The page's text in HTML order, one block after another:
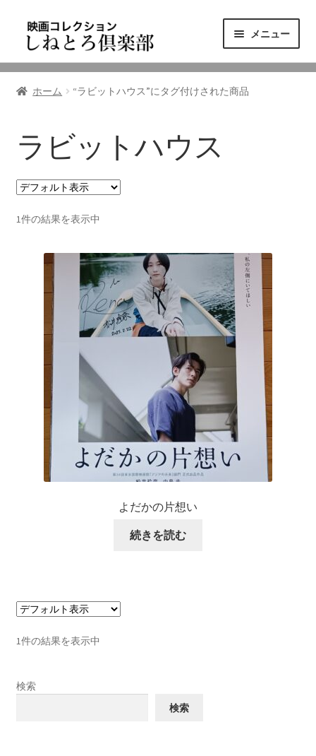
ゲ
シ
へ
キ
プ
テ
ツ
キ
プ
メニュー
ニュース
東三河の映画館
しねとろ倶楽部について
リンクの旅
ホーム “ラビットハウス”にタグ付けされた商品
ラビットハウス
1件の結果を表示中
よだかの片想い
続きを読む
1件の結果を表示中
検索
検索